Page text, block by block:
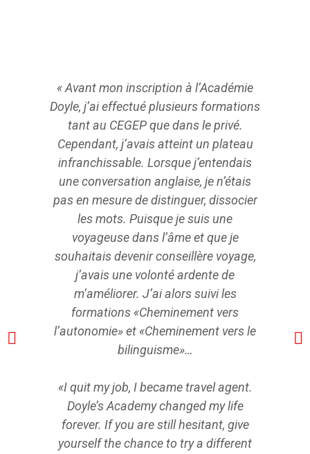
« Avant mon inscription à l’Académie
Doyle, j’ai effectué plusieurs formations
tant au CEGEP que dans le privé.
Cependant, j’avais atteint un plateau
infranchissable. Lorsque j’entendais
une conversation anglaise, je n’étais
pas en mesure de distinguer, dissocier
les mots. Puisque je suis une
voyageuse dans l’âme et que je
souhaitais devenir conseillère voyage,
j’avais une volonté ardente de
m’améliorer. J’ai alors suivi les
formations «Cheminement vers
l’autonomie» et «Cheminement vers le
bilinguisme»…
«I quit my job, I became travel agent.
Doyle’s Academy changed my life
forever. If you are still hesitant, give
yourself the chance to try a different